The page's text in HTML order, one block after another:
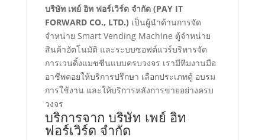
บริษัท เพย์ อิท ฟอร์เวิร์ด จำกัด (PAY IT
FORWARD CO., LTD.) เป็นผู้นำด้านการจัด
จำหน่าย Smart Vending Machine ตู้จำหน่าย
สินค้าอัตโนมัติ และระบบซอฟต์แวร์บริหารจัด
การเวนดิ้งแมชชีนแบบครบวงจร เรามีทีมงานมือ
อาชีพคอยให้บริการปรึกษา เลือกประเภทตู้ อบรม
การใช้งาน และให้บริการหลังการขายอย่างครบ
วงจร
บริการจาก บริษัท เพย์ อิท
ฟอร์เวิร์ด จำกัด